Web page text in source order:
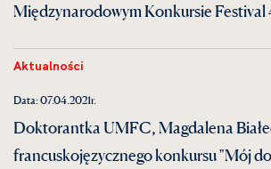
Międzynarodowym Konkursie Festival
Aktualności
Data: 07.04.2021r.
Doktorantka UMFC, Magdalena
francuskojęzycznego konkursu "Mój